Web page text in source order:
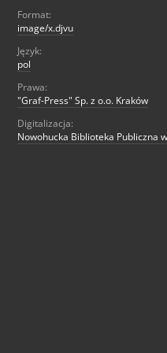
Format:
image/x.djvu
Język:
pol
Prawa:
"Graf-Press" Sp. z o.o. Kraków
Digitalizacja:
Nowohucka Biblioteka Publiczna